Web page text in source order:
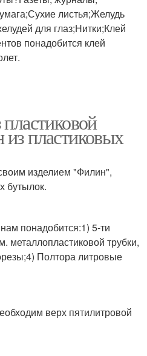
листья;Желудь
для глаз;Нитки;Клей
понадобится клей
пластиковых
изделием "Филин",
бутылок.
понадобится:1) 5-ти
металлопластиковой трубки,
Полтора литровые
верх пятилитровой